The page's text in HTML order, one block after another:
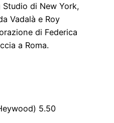
Studio di New York,
Vadalà e Roy
di Federica
a Roma.
5.50